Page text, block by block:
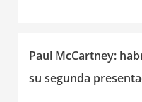
Paul McCartney:
su segunda